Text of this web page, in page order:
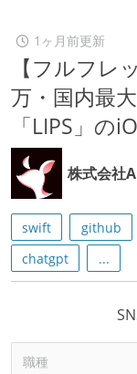
1ヶ月前更新
【フルフレ
万・国内最
「LIPS」の
株式会社
swift github
chatgpt
...
職種